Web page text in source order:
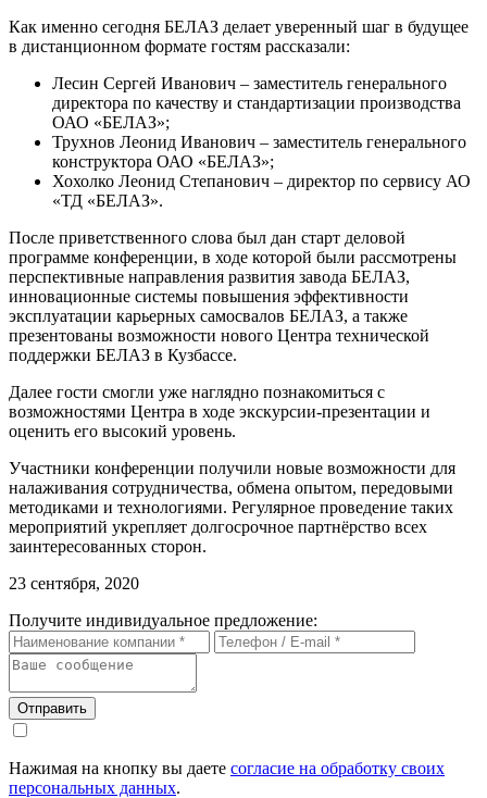
Как именно сегодня БЕЛАЗ делает уверенный шаг в будущее
в дистанционном формате гостям рассказали:
Лесин Сергей Иванович – заместитель генерального
директора по качеству и стандартизации производства
ОАО «БЕЛАЗ»;
Трухнов Леонид Иванович – заместитель генерального
конструктора ОАО «БЕЛАЗ»;
Хохолко Леонид Степанович – директор по сервису АО
«ТД «БЕЛАЗ».
После приветственного слова был дан старт деловой
программе конференции, в ходе которой были рассмотрены
перспективные направления развития завода БЕЛАЗ,
инновационные системы повышения эффективности
эксплуатации карьерных самосвалов БЕЛАЗ, а также
презентованы возможности нового Центра технической
поддержки БЕЛАЗ в Кузбассе.
Далее гости смогли уже наглядно познакомиться с
возможностями Центра в ходе экскурсии-презентации и
оценить его высокий уровень.
Участники конференции получили новые возможности для
налаживания сотрудничества, обмена опытом, передовыми
методиками и технологиями. Регулярное проведение таких
мероприятий укрепляет долгосрочное партнёрство всех
заинтересованных сторон.
23 сентября, 2020
Получите индивидуальное предложение:
Отправить
Нажимая на кнопку вы даете согласие на обработку своих
персональных данных.